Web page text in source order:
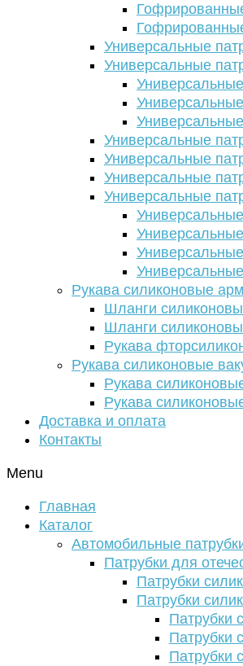
Универсальные
Универсальные
Универсальные
Универсальные
Универсальные
Универсальные
Рукава силиконовые
Шланги
Шланги
Рукава
Рукава силиконовые
Рукава
Рукава
Доставка и оплата
Контакты
Menu
Главная
Каталог
Автомобильные
Патрубки для
Патрубки
Патрубки
Патрубки
Патрубки
Патрубки